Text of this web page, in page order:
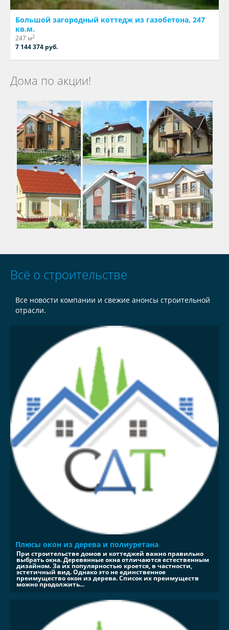
Большой загородный коттедж из газобетона, 247
кв.м.
247 м2
7 144 374 руб.
Дома по акции!
Всё о строительстве
Все новости компании и свежие анонсы строительной
отрасли.
Плюсы окон из дерева и полиуретана
При строительстве домов и коттеджей важно правильно
выбрать окна. Деревянные окна отличаются естественным
дизайном. За их популярностью кроется, в частности,
эстетичный вид. Однако это не единственное
преимущество окон из дерева. Список их преимуществ
можно продолжить...